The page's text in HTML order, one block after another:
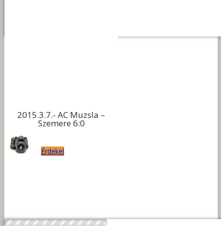
2015.3.7.- AC Muzsla –
Szemere 6:0
Érdekel